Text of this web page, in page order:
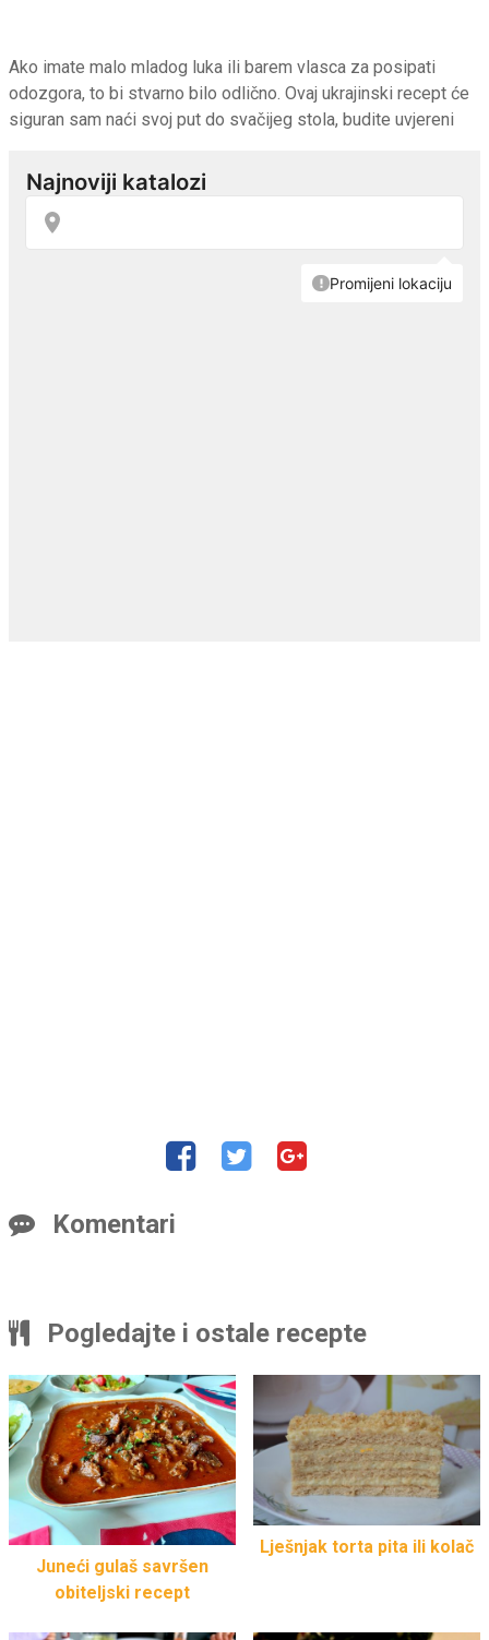
Ako imate malo mladog luka ili barem vlasca za posipati
odozgora, to bi stvarno bilo odlično. Ovaj ukrajinski recept će
siguran sam naći svoj put do svačijeg stola, budite uvjereni
Komentari
Pogledajte i ostale recepte
Juneći gulaš savršen
obiteljski recept
Lješnjak torta pita ili kolač